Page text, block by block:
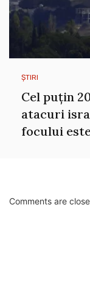
ȘTIRI
Cel puțin
atacuri
focului
Comments are